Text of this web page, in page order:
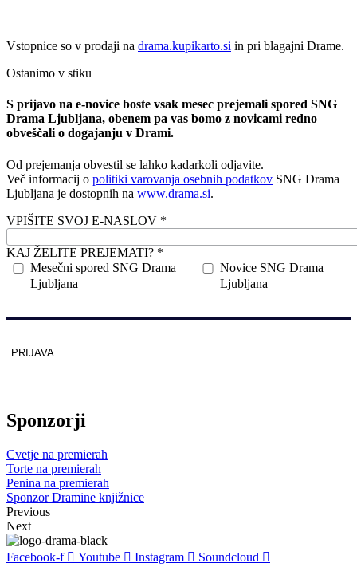
Vstopnice so v prodaji na drama.kupikarto.si in pri blagajni Drame.
Ostanimo v stiku
S prijavo na e-novice boste vsak mesec prejemali spored SNG
Drama Ljubljana, obenem pa vas bomo z novicami redno
obveščali o dogajanju v Drami.
Od prejemanja obvestil se lahko kadarkoli odjavite.
Več informacij o politiki varovanja osebnih podatkov SNG Drama
Ljubljana je dostopnih na www.drama.si.
VPIŠITE SVOJ E-NASLOV *
KAJ ŽELITE PREJEMATI? *
Mesečni spored SNG Drama
Ljubljana
Novice SNG Drama
Ljubljana
PRIJAVA
Sponzorji
Cvetje na premierah
Torte na premierah
Penina na premierah
Sponzor Dramine knjižnice
Previous
Next
Facebook-f Youtube Instagram Soundcloud